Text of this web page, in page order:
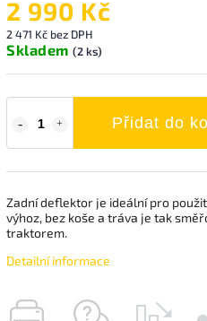
2 990 Kč
2 471 Kč bez DPH
Skladem (2 ks)
Přidat do
Zadní deflektor je ideální pro
výhoz, bez koše a tráva je tak
traktorem.
Detailní informace